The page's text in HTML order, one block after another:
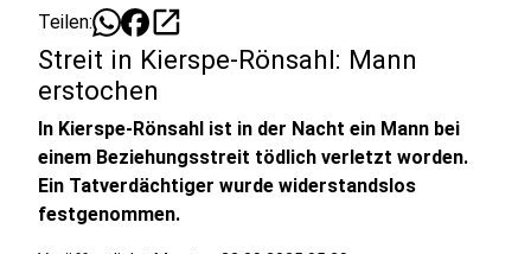
Teilen: open_in_new
Streit in Kierspe-Rönsahl: Mann
erstochen
In Kierspe-Rönsahl ist in der Nacht ein Mann bei
einem Beziehungsstreit tödlich verletzt worden.
Ein Tatverdächtiger wurde widerstandslos
festgenommen.